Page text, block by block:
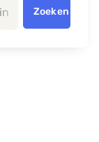
Zoeken